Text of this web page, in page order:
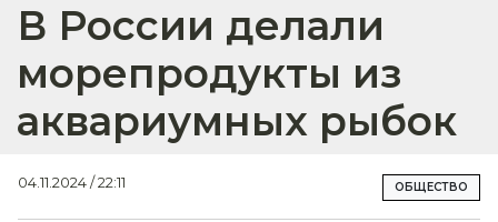
В России делали
морепродукты из
аквариумных рыбок
04.11.2024 / 22:11 ОБЩЕСТВО